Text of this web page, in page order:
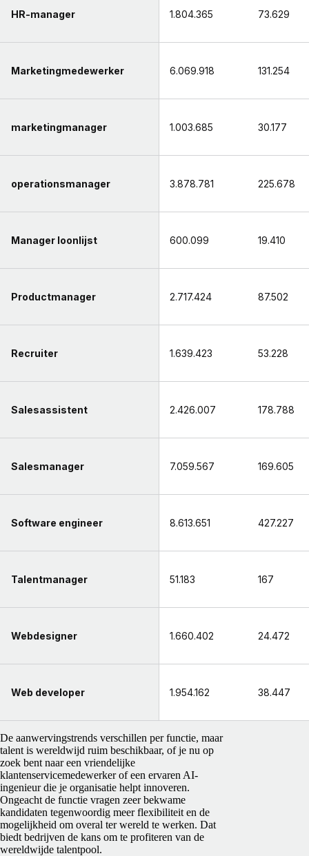
HR-manager 1.804.365 73.629
Marketingmedewerker 6.069.918 131.254
marketingmanager 1.003.685 30.177
operationsmanager 3.878.781 225.678
Manager loonlijst 600.099 19.410
Productmanager 2.717.424 87.502
Recruiter 1.639.423 53.228
Salesassistent 2.426.007 178.788
Salesmanager 7.059.567 169.605
Software engineer 8.613.651 427.227
Talentmanager 51.183 167
Webdesigner 1.660.402 24.472
Web developer 1.954.162 38.447
De aanwervingstrends verschillen per functie, maar
talent is wereldwijd ruim beschikbaar, of je nu op
zoek bent naar een vriendelijke
klantenservicemedewerker of een ervaren AI-
ingenieur die je organisatie helpt innoveren.
Ongeacht de functie vragen zeer bekwame
kandidaten tegenwoordig meer flexibiliteit en de
mogelijkheid om overal ter wereld te werken. Dat
biedt bedrijven de kans om te profiteren van de
wereldwijde talentpool.